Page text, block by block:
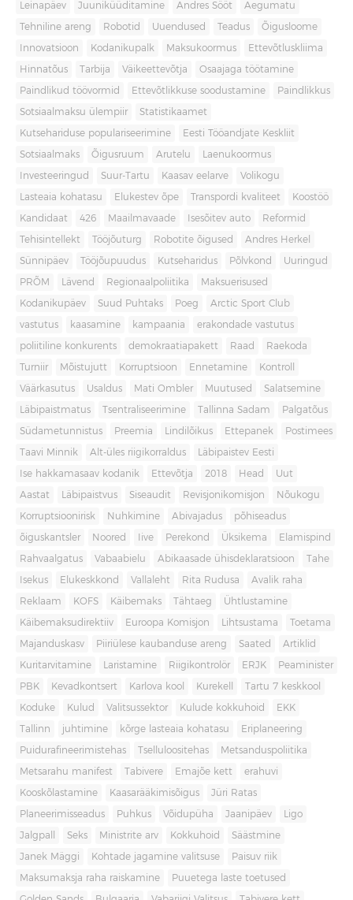
Leinapäev Juuniküüditamine Andres Sööt Aegumatu
Tehniline areng Robotid Uuendused Teadus Õigusloome
Innovatsioon Kodanikupalk Maksukoormus Ettevõtluskliima
Hinnatõus Tarbija Väikeettevõtja Osaajaga töötamine
Paindlikud töövormid Ettevõtlikkuse soodustamine Paindlikkus
Sotsiaalmaksu ülempiir Statistikaamet
Kutsehariduse populariseerimine Eesti Tööandjate Keskliit
Sotsiaalmaks Õigusruum Arutelu Laenukoormus
Investeeringud Suur-Tartu Kaasav eelarve Volikogu
Lasteaia kohatasu Elukestev õpe Transpordi kvaliteet Koostöö
Kandidaat 426 Maailmavaade Isesõitev auto Reformid
Tehisintellekt Tööjõuturg Robotite õigused Andres Herkel
Sünnipäev Tööjõupuudus Kutseharidus Põlvkond Uuringud
PRÕM Lävend Regionaalpoliitika Maksuerisused
Kodanikupäev Suud Puhtaks Poeg Arctic Sport Club
vastutus kaasamine kampaania erakondade vastutus
poliitiline konkurents demokraatiapakett Raad Raekoda
Turniir Mõistujutt Korruptsioon Ennetamine Kontroll
Väärkasutus Usaldus Mati Ombler Muutused Salatsemine
Läbipaistmatus Tsentraliseerimine Tallinna Sadam Palgatõus
Südametunnistus Preemia Lindilõikus Ettepanek Postimees
Taavi Minnik Alt-üles riigikorraldus Läbipaistev Eesti
Ise hakkamasaav kodanik Ettevõtja 2018 Head Uut
Aastat Läbipaistvus Siseaudit Revisjonikomisjon Nõukogu
Korruptsioonirisk Nuhkimine Abivajadus põhiseadus
õiguskantsler Noored Iive Perekond Üksikema Elamispind
Rahvaalgatus Vabaabielu Abikaasade ühisdeklaratsioon Tahe
Isekus Elukeskkond Vallaleht Rita Rudusa Avalik raha
Reklaam KOFS Käibemaks Tähtaeg Ühtlustamine
Käibemaksudirektiiv Euroopa Komisjon Lihtsustama Toetama
Majanduskasv Piiriülese kaubanduse areng Saated Artiklid
Kuritarvitamine Laristamine Riigikontrolör ERJK Peaminister
PBK Kevadkontsert Karlova kool Kurekell Tartu 7 keskkool
Koduke Kulud Valitsussektor Kulude kokkuhoid EKK
Tallinn juhtimine kõrge lasteaia kohatasu Eriplaneering
Puidurafineerimistehas Tselluloositehas Metsanduspoliitika
Metsarahu manifest Tabivere Emajõe kett erahuvi
Kooskõlastamine Kaasarääkimisõigus Jüri Ratas
Planeerimisseadus Puhkus Võidupüha Jaanipäev Ligo
Jalgpall Seks Ministrite arv Kokkuhoid Säästmine
Janek Mäggi Kohtade jagamine valitsuse Paisuv riik
Maksumaksja raha raiskamine Puuetega laste toetused